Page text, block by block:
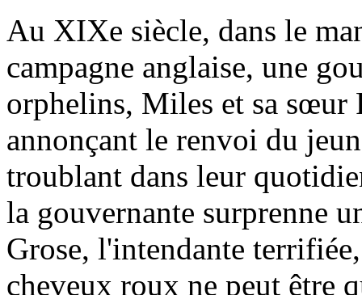
Au XIXe siècle, dans le
campagne anglaise, une
orphelins, Miles et sa sœur
annonçant le renvoi du
troublant dans leur
la gouvernante surprenne
Grose, l'intendante
cheveux roux ne peut être